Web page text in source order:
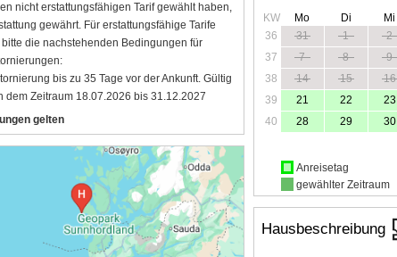
KW Mo Di Mi
36
31 1 2
37
7 8 9
38
14 15 16
39
21 22 23
40
28 29 30
Anreisetag
gewählter Zeitraum
Hausbeschreibung
nicht erstattungsfähigen Tarif gewählt haben,
gewährt. Für erstattungsfähige Tarife
die nachstehenden Bedingungen für
bis zu 35 Tage vor der Ankunft. Gültig
dem Zeitraum 18.07.2026 bis 31.12.2027
gelten